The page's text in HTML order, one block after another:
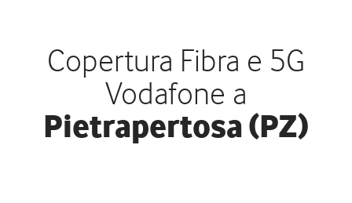
Copertura Fibra e 5G
Vodafone a
Pietrapertosa (PZ)